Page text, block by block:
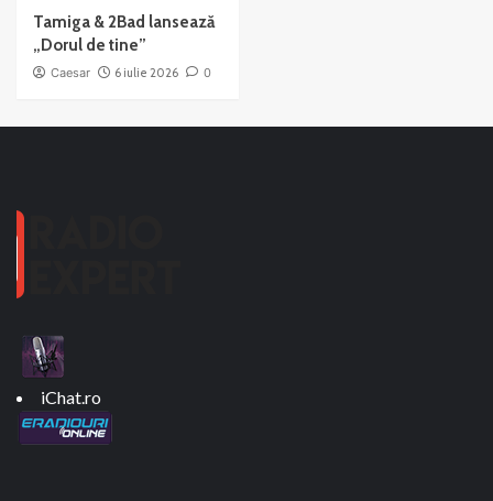
Tamiga & 2Bad lansează
„Dorul de tine”
Caesar 6 iulie 2026 0
iChat.ro